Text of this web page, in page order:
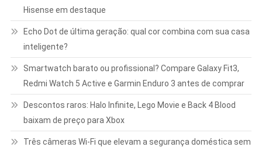
Hisense em destaque
Echo Dot de última geração: qual cor combina com sua casa
inteligente?
Smartwatch barato ou profissional? Compare Galaxy Fit3,
Redmi Watch 5 Active e Garmin Enduro 3 antes de comprar
Descontos raros: Halo Infinite, Lego Movie e Back 4 Blood
baixam de preço para Xbox
Três câmeras Wi-Fi que elevam a segurança doméstica sem